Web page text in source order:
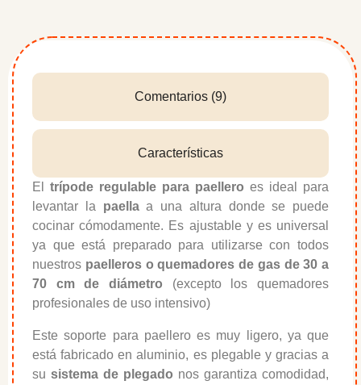
Características
Comentarios (9)
El trípode regulable para paellero es ideal para
levantar la paellaa una altura donde se puede
cocinar cómodamente. Es ajustable y es universal
ya que está preparado para utilizarse con todos
nuestros paelleros o quemadores de gas de 30 a
70 cm de diámetro (excepto los quemadores
profesionales de uso intensivo)
Este soporte para paellero es muy ligero, ya que
está fabricado en aluminio, es plegable y gracias a
su sistema de plegado nos garantiza comodidad,